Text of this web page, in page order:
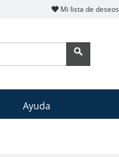
Mi lista de deseos
Ayuda